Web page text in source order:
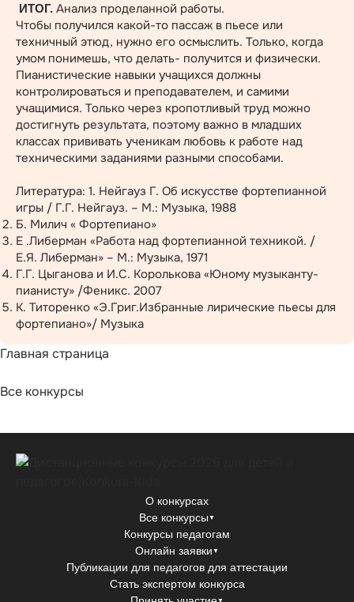
ИТОГ. Анализ проделанной работы.
Чтобы получился какой-то пассаж в пьесе или
техничный этюд, нужно его осмыслить. Только, когда
умом понимешь, что делать- получится и физически.
Пианистические навыки учащихся должны
контролироваться и преподавателем, и самими
учащимися. Только через кропотливый труд можно
достигнуть результата, поэтому важно в младших
классах прививать ученикам любовь к работе над
техническими заданиями разными способами.
Литература: 1. Нейгауз Г. Об искусстве фортепианной
игры / Г.Г. Нейгауз. – М.: Музыка, 1988
Б. Милич « Фортепиано»
Е .Либерман «Работа над фортепианной техникой. /
Е.Я. Либерман» – М.: Музыка, 1971
Г.Г. Цыганова и И.С. Королькова «Юному музыканту-
пианисту» /Феникс. 2007
К. Титоренко «Э.Григ.Избранные лирические пьесы для
фортепиано»/ Музыка
Главная страница
Все конкурсы
О конкурсах
Все конкурсы ▼
Конкурсы педагогам
Онлайн заявки ▼
Публикации для педагогов для аттестации
Стать экспертом конкурса
▼